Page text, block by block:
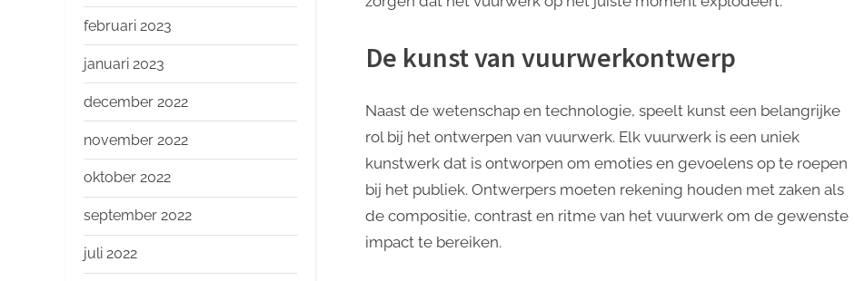
De kunst van vuurwerkontwerp
Naast de wetenschap en technologie, speelt kunst een belangrijke
rol bij het ontwerpen van vuurwerk. Elk vuurwerk is een uniek
kunstwerk dat is ontworpen om emoties en gevoelens op te roepen
bij het publiek. Ontwerpers moeten rekening houden met zaken als
de compositie, contrast en ritme van het vuurwerk om de gewenste
impact te bereiken.
februari 2023
januari 2023
december 2022
november 2022
oktober 2022
september 2022
juli 2022